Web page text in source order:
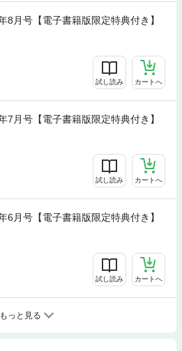
8月号【電子書籍版限定特典付き】
試し読み カートへ
7月号【電子書籍版限定特典付き】
試し読み カートへ
6月号【電子書籍版限定特典付き】
試し読み カートへ
もっと見る